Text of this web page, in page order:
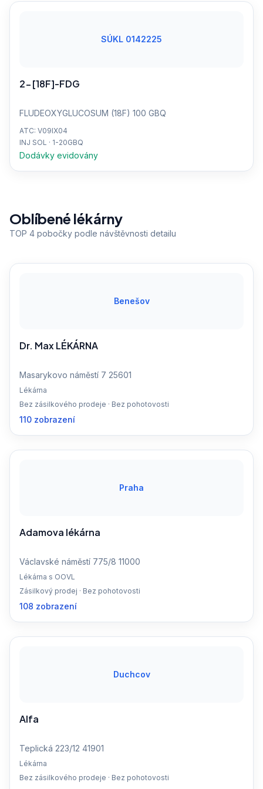
SÚKL 0142225
2-[18F]-FDG
FLUDEOXYGLUCOSUM (18F) 100 GBQ
ATC: V09IX04
INJ SOL · 1-20GBQ
Dodávky evidovány
Oblíbené lékárny
TOP 4 pobočky podle návštěvnosti detailu
Benešov
Dr. Max LÉKÁRNA
Masarykovo náměstí 7 25601
Lékárna
Bez zásilkového prodeje · Bez pohotovosti
110 zobrazení
Praha
Adamova lékárna
Václavské náměstí 775/8 11000
Lékárna s OOVL
Zásilkový prodej · Bez pohotovosti
108 zobrazení
Duchcov
Alfa
Teplická 223/12 41901
Lékárna
Bez zásilkového prodeje · Bez pohotovosti